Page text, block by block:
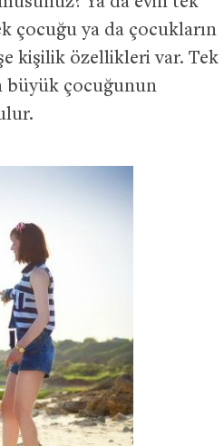
çocuğu ya da çocukların
kişilik özellikleri var. Tek
büyük çocuğunun